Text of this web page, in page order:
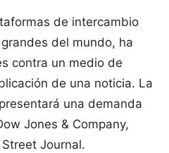
de intercambio
del mundo, ha
contra un medio de
de una noticia. La
una demanda
Jones & Company,
Journal.